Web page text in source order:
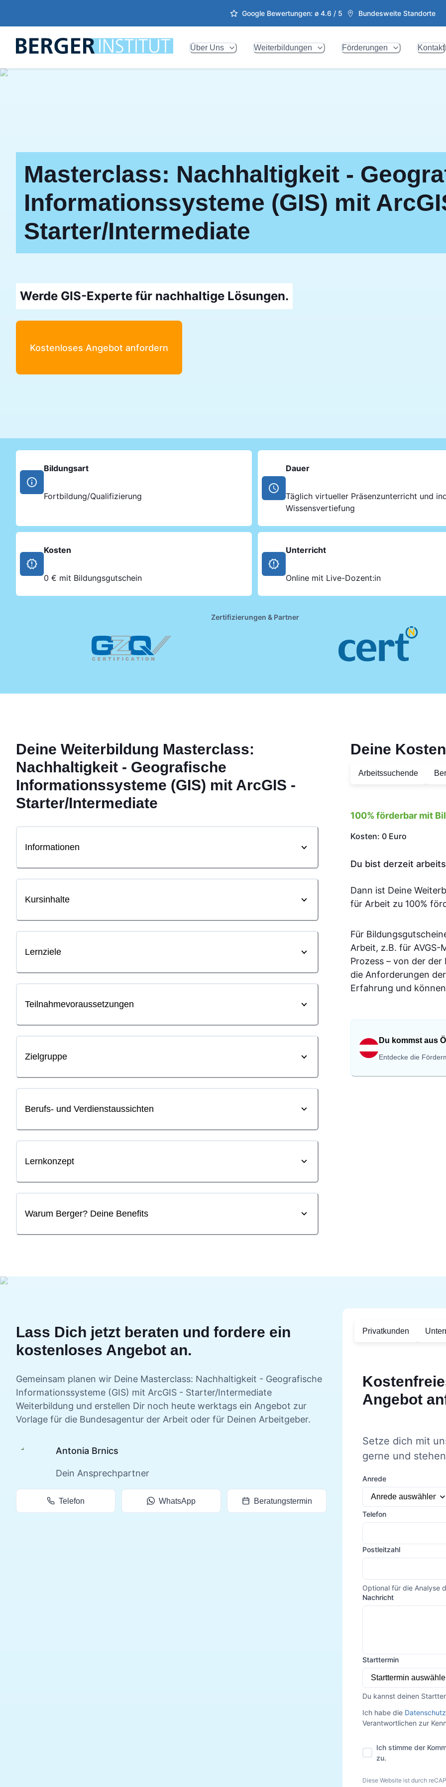
Google Bewertungen: ø 4.6 / 5 Bundesweite Standorte
Über Uns Weiterbildungen Förderungen Kontakt
Masterclass: Nachhaltigkeit -
Informationssysteme (GIS) mit
Starter/Intermediate
Werde GIS-Experte für nachhaltige Lösungen.
Kostenloses Angebot anfordern
Bildungsart
Fortbildung/Qualifizierung
Dauer
Täglich virtueller Präsenzunterricht und
Wissensvertiefung
Kosten
0 € mit Bildungsgutschein
Unterricht
Online mit Live-Dozent:in
Zertifizierungen & Partner
Deine Weiterbildung Masterclass:
Nachhaltigkeit - Geografische
Informationssysteme (GIS) mit ArcGIS -
Starter/Intermediate
Informationen
Kursinhalte
Lernziele
Teilnahmevoraussetzungen
Zielgruppe
Berufs- und Verdienstaussichten
Lernkonzept
Warum Berger? Deine Benefits
Deine
Arbeitssuchende
100% förderbar mit
Kosten: 0 Euro
Du bist derzeit
Dann ist Deine
für Arbeit zu 100%
Für
Arbeit, z.B. für
Prozess – von der
die Anforderungen
Erfahrung und
Du kommst aus
Entdecke die
Lass Dich jetzt beraten und fordere ein
kostenloses Angebot an.
Gemeinsam planen wir Deine Masterclass: Nachhaltigkeit - Geografische
Informationssysteme (GIS) mit ArcGIS - Starter/Intermediate
Weiterbildung und erstellen Dir noch heute werktags ein Angebot zur
Vorlage für die Bundesagentur der Arbeit oder für Deinen Arbeitgeber.
Antonia Brnics
Dein Ansprechpartner
Telefon WhatsApp Beratungstermin
Privatkunden
Angebot
Setze dich mit
gerne und
Anrede
Telefon
Postleitzahl
Optional für die Analyse
Nachricht
Starttermin
Du kannst deinen
Ich habe die
Verantwortlichen zur
Ich stimme der
zu.
Diese Website ist durch